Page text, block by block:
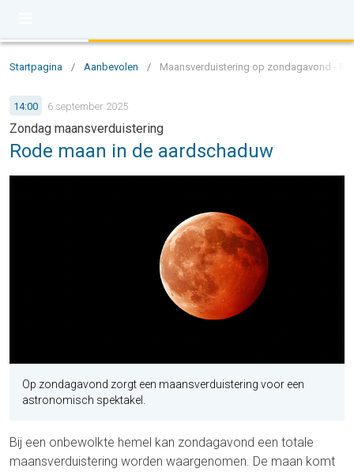
Startpagina / Aanbevolen / Maansverduistering op zondagavond -
14:00 6 september 2025
Zondag maansverduistering
Rode maan in de aardschaduw
Op zondagavond zorgt een maansverduistering voor een
astronomisch spektakel.
Bij een onbewolkte hemel kan zondagavond een totale
maansverduistering worden waargenomen. De maan komt